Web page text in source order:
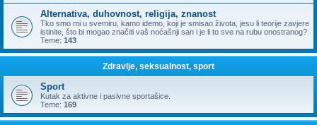
Alternativa, duhovnost, religija, znanost
Tko smo mi u svemiru, kamo idemo, koji je smisao života, jesu li teorije zavjere
istinite, što bi mogao značiti vaš noćašnji san i je li to sve na rubu onostranog?
Teme: 143
Zdravlje, seksualnost, sport
Sport
Kutak za aktivne i pasivne sportašice.
Teme: 169